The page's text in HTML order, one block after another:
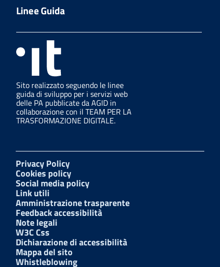
Linee Guida
Sito realizzato seguendo le linee
guida di sviluppo per i servizi web
delle PA pubblicate da AGID in
collaborazione con il TEAM PER LA
TRASFORMAZIONE DIGITALE.
Privacy Policy
Cookies policy
Social media policy
Link utili
Amministrazione trasparente
Feedback accessibilità
Note legali
W3C Css
Dichiarazione di accessibilità
Mappa del sito
Whistleblowing